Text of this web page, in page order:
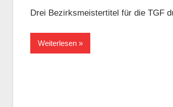
Drei Bezirksmeistertitel für die TGF
Weiterlesen